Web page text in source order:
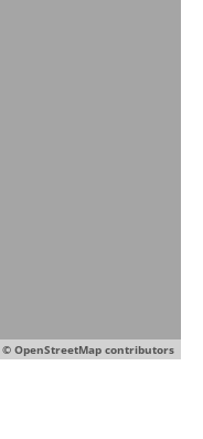
© OpenStreetMap contributors